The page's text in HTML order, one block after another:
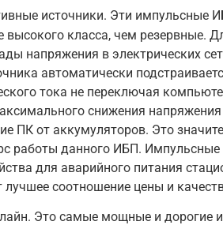
источники. Эти импульсные
высокого класса, чем резервные.
напряжения в электрических
автоматически
тока не переключая
снижения
ПК от аккумуляторов. Это
работы данного ИБП.
для аварийного питания
соотношение цены и
Это самые мощные и дорогие